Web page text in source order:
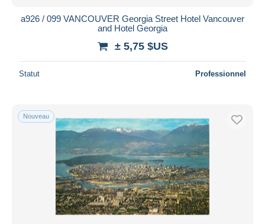
a926 / 099 VANCOUVER Georgia Street Hotel Vancouver
and Hotel Georgia
± 5,75 $US
Statut Professionnel
Nouveau